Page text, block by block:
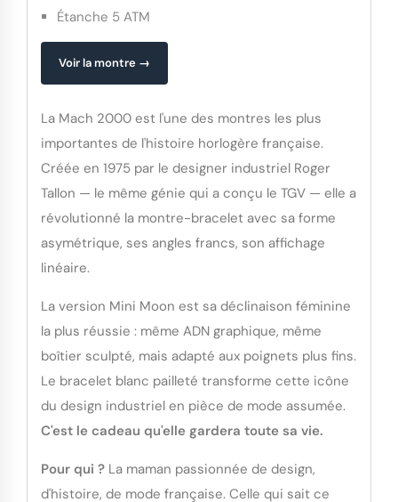
Étanche 5 ATM
Voir la montre →
La Mach 2000 est l'une des montres les plus
importantes de l'histoire horlogère française.
Créée en 1975 par le designer industriel Roger
Tallon — le même génie qui a conçu le TGV — elle a
révolutionné la montre-bracelet avec sa forme
asymétrique, ses angles francs, son affichage
linéaire.
La version Mini Moon est sa déclinaison féminine
la plus réussie : même ADN graphique, même
boîtier sculpté, mais adapté aux poignets plus fins.
Le bracelet blanc pailleté transforme cette icône
du design industriel en pièce de mode assumée.
C'est le cadeau qu'elle gardera toute sa vie.
Pour qui ? La maman passionnée de design,
d'histoire, de mode française. Celle qui sait ce